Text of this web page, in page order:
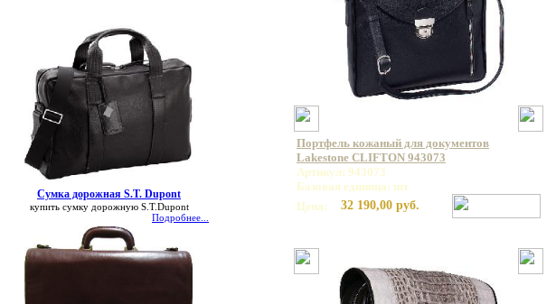
Сумка дорожная S.T. Dupont
купить сумку дорожную S.T.Dupont
Подробнее...
Портфель кожаный для документов
Lakestone CLIFTON 943073
Артикул: 943073
Базовая единица: шт
Цена:
32 190,00 руб.